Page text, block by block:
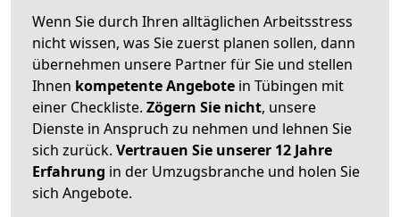
Wenn Sie durch Ihren alltäglichen Arbeitsstress
nicht wissen, was Sie zuerst planen sollen, dann
übernehmen unsere Partner für Sie und stellen
Ihnen kompetente Angebote in Tübingen mit
einer Checkliste. Zögern Sie nicht, unsere
Dienste in Anspruch zu nehmen und lehnen Sie
sich zurück. Vertrauen Sie unserer 12 Jahre
Erfahrung in der Umzugsbranche und holen Sie
sich Angebote.